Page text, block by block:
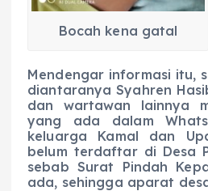
Bocah kena gatal
Mendengar informasi itu,
diantaranya Syahren
dan wartawan lainnya
yang ada dalam
keluarga Kamal dan
belum terdaftar di Desa
sebab Surat Pindah
ada, sehingga aparat